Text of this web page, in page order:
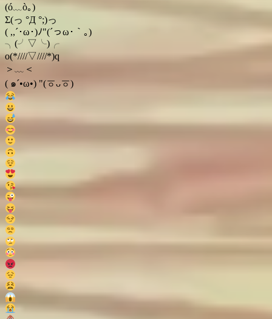
(ó﹏ò｡)
Σ(っ °Д °;)っ
( ,,´･ω･)ﾉ"(´っω･｀｡)
╮(╯▽╰)╭
o(*////▽////*)q
＞﹏＜
( ๑´•ω•) "(ㆆᴗㆆ)